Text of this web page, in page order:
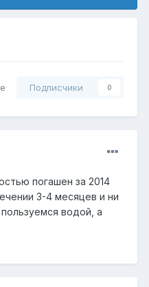
Подписчики 0
погашен за 2014
3-4 месяцев и ни
водой, а